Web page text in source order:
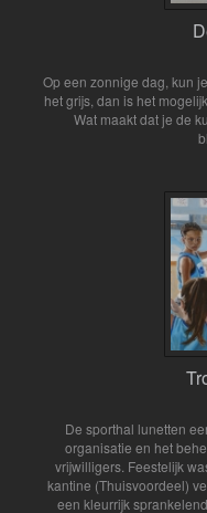
Op een zonnige dag, kun
het grijs, dan is het
Wat maakt dat je de
De sporthal lunetten
organisatie en het
vrijwilligers. Feestelijk
kantine (Thuisvoordeel)
een kleurrijk